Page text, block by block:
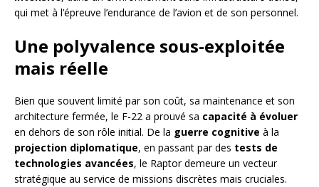
qui met à l’épreuve l’endurance de l’avion et de son personnel.
Une polyvalence sous-exploitée
mais réelle
Bien que souvent limité par son coût, sa maintenance et son
architecture fermée, le F-22 a prouvé sa capacité à évoluer
en dehors de son rôle initial. De la guerre cognitive à la
projection diplomatique, en passant par des tests de
technologies avancées, le Raptor demeure un vecteur
stratégique au service de missions discrètes mais cruciales.